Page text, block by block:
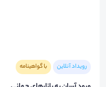
رویداد آنلاین با گواهینامه